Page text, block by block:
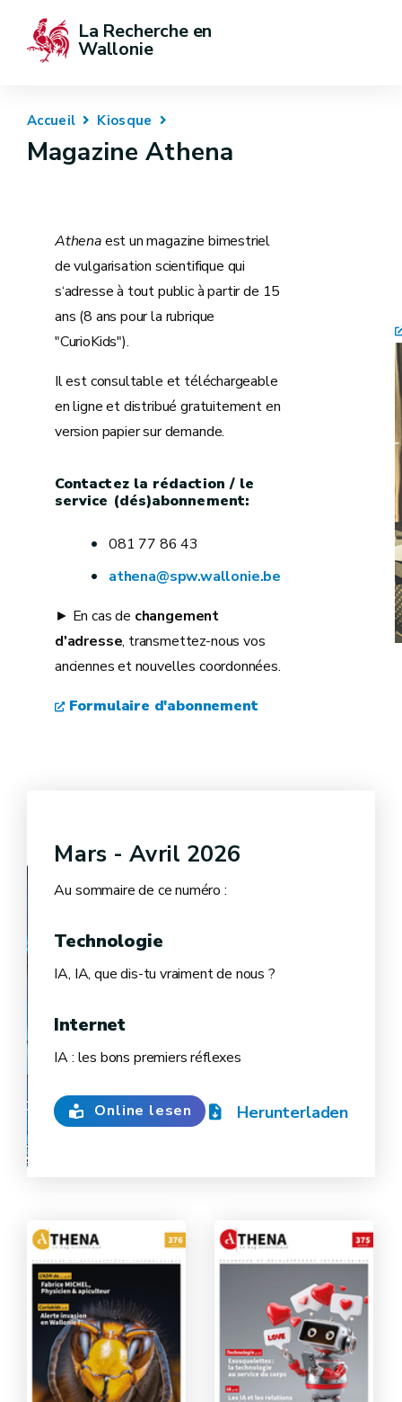
La Recherche en
Wallonie
Accueil Kiosque
Magazine Athena
Athenaest un magazine bimestriel
de vulgarisation scientifique qui
s‘adresse à tout public à partir de 15
ans (8 ans pour la rubrique
"CurioKids").
Il est consultable et téléchargeable
en ligne et distribué gratuitement en
version papier sur demande.
Contactez la rédaction / le
service (dés)abonnement:
081 77 86 43
athena@spw.wallonie.be
► En cas de changement
d'adresse, transmettez-nous vos
anciennes et nouvelles coordonnées.
Formulaire d'abonnement
Mars - Avril 2026
Au sommaire de ce numéro :
Technologie
IA, IA, que dis-tu vraiment de nous ?
Internet
IA : les bons premiers réflexes
Online lesen Herunterladen